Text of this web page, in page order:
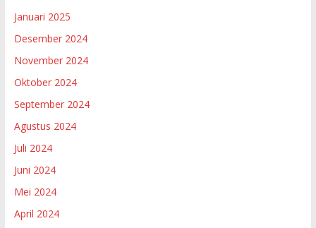
Januari 2025
Desember 2024
November 2024
Oktober 2024
September 2024
Agustus 2024
Juli 2024
Juni 2024
Mei 2024
April 2024